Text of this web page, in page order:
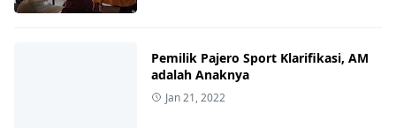
Pemilik Pajero Sport Klarifikasi, AM
adalah Anaknya
Jan 21, 2022